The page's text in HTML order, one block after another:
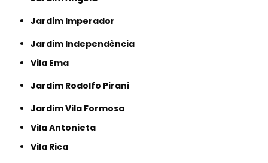
Jardim Imperador
Jardim Independência
Vila Ema
Jardim Rodolfo Pirani
Jardim Vila Formosa
Vila Antonieta
Vila Rica